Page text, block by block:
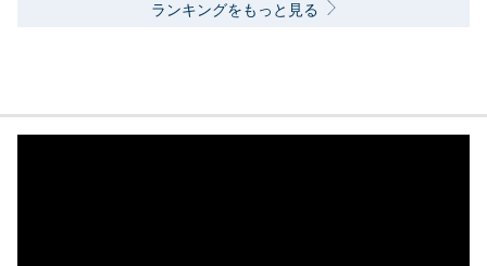
ランキングをもっと見る